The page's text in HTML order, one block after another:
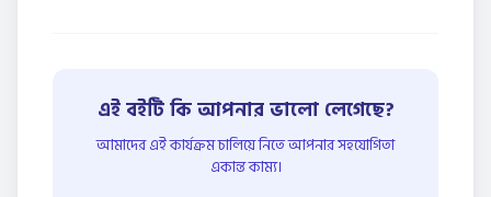
এই বইটি কি আপনার ভালো লেগেছে?
আমাদের এই কার্যক্রম চালিয়ে নিতে আপনার সহযোগিতা
একান্ত কাম্য।